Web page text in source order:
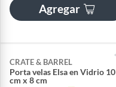
Agregar
CRATE & BARREL
Porta velas Elsa en Vidrio 10
cm x 8 cm